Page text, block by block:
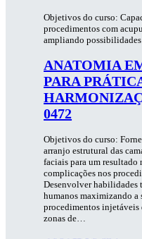
Objetivos do curso:
procedimentos com
ampliando possibilidades
ANATOMIA
PARA
0472
Objetivos do curso:
arranjo estrutural das
faciais para um resultado
complicações nos
Desenvolver habilidades
humanos maximizando a
procedimentos injetáveis
zonas de…